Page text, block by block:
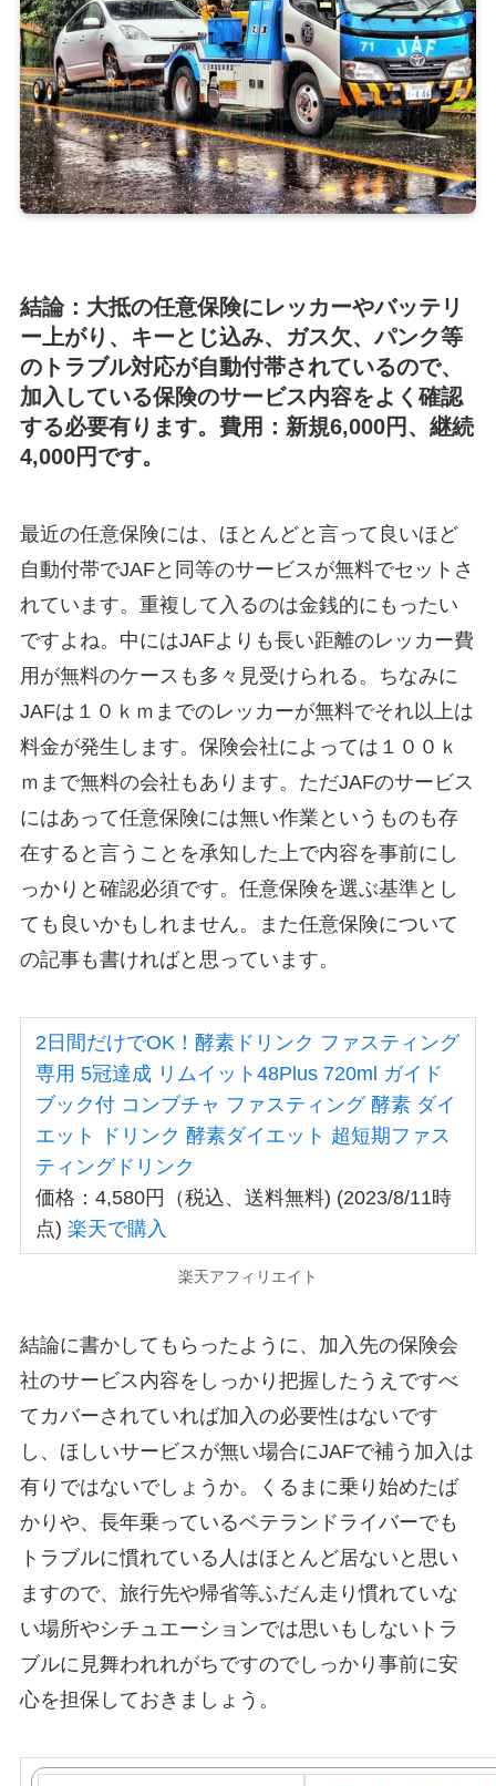
結論：大抵の任意保険にレッカーやバッテリ
ー上がり、キーとじ込み、ガス欠、パンク等
のトラブル対応が自動付帯されているので、
加入している保険のサービス内容をよく確認
する必要有ります。費用：新規6,000円、継続
4,000円です。
最近の任意保険には、ほとんどと言って良いほど
自動付帯でJAFと同等のサービスが無料でセット さ
れています。重複して入るのは金銭的にもったい
ですよね。中にはJAFよりも長い距離のレッカー費
用が無料のケースも多々見受けられる。ちなみに
JAFは１０ｋｍまでのレッカーが無料でそれ以上は
料金が発生します。保険会社によっては１００ｋ
ｍまで無料の会社もあります。ただJAFのサービス
にはあって任意保険には無い作業というものも存
在すると言うことを承知した上で内容を事前にし
っかりと確認必須です。任意保険を選ぶ基準とし
ても良いかもしれません。また任意保険について
の記事も書ければと思っています。
2日間だけでOK！酵素ドリンク ファスティング
専用 5冠達成 リムイット48Plus 720ml ガイド
ブック付 コンブチャ ファスティング 酵素 ダイ
エット ドリンク 酵素ダイエット 超短期ファス
ティングドリンク
価格：4,580円（税込、送料無料) (2023/8/11時
点) 楽天で購入
楽天アフィリエイト
結論に書かしてもらったように、加入先の保険会
社のサービス内容をしっかり把握したうえですべ
てカバーされていれば加入の必要性はないです
し、ほしいサービスが無い場合にJAFで補う加入は
有りではないでしょうか。くるまに乗り始めたば
かりや、長年乗っているベテランドライバーでも
トラブルに慣れている人はほとんど居ないと思い
ますので、旅行先や帰省等ふだん走り慣れていな
い場所やシチュエーションでは思いもしないトラ
ブルに見舞われれがちですのでしっかり事前に安
心を担保しておきましょう。